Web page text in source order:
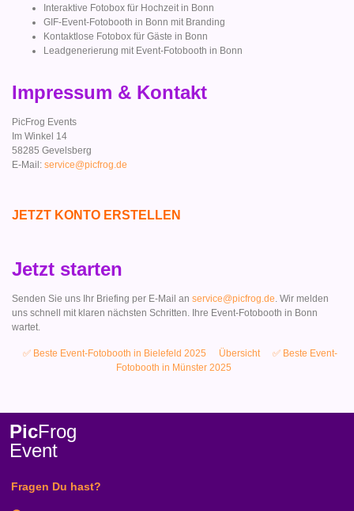
Interaktive Fotobox für Hochzeit in Bonn
GIF-Event-Fotobooth in Bonn mit Branding
Kontaktlose Fotobox für Gäste in Bonn
Leadgenerierung mit Event-Fotobooth in Bonn
Impressum & Kontakt
PicFrog Events
Im Winkel 14
58285 Gevelsberg
E-Mail: service@picfrog.de
JETZT KONTO ERSTELLEN
Jetzt starten
Senden Sie uns Ihr Briefing per E-Mail an service@picfrog.de. Wir melden
uns schnell mit klaren nächsten Schritten. Ihre Event-Fotobooth in Bonn
wartet.
✅ Beste Event-Fotobooth in Bielefeld 2025 Übersicht
✅ Beste Event-
Fotobooth in Münster 2025
PicFrog
Event
Fragen Du hast?